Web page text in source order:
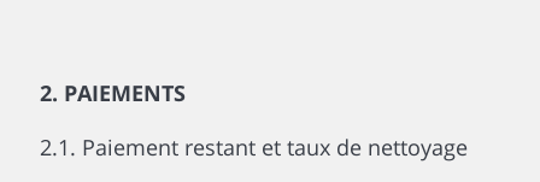
2. PAIEMENTS
2.1. Paiement restant et taux de nettoyage